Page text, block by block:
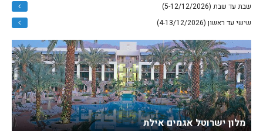
שבת עד שבת (5-12/12/2026)
שישי עד ראשון (4-13/12/2026)
מלון ישרוטל אגמים אילת